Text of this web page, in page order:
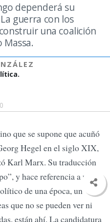
dependerá su
guerra con los
una coalición
Massa.
que se supone que acuñó
Hegel en el siglo XIX,
Karl Marx. Su traducción
y hace referencia a un
de una época, un
que no se pueden ver ni
están ahí. La candidatura